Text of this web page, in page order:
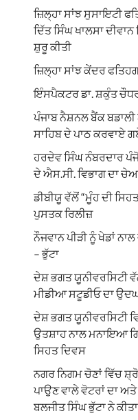
ਜ਼ਿਲ੍ਹਾ ਸਾਂਝ ਸੁਸਾਇਟੀ
ਦਿੱਤ ਸਿੰਘ ਖਾਲਸਾ
ਸ਼ੁਰੂ ਕੀਤੀ
ਜ਼ਿਲ੍ਹਾ ਸਾਂਝ ਕੇਂਦਰ
ਇੰਸਪੈਕਟਰ ਡਾ. ਸ਼ਕੁੰਤ
ਪੰਜਾਬ ਨੈਸ਼ਨਲ ਬੈਂਕ
ਸਾਹਿਬ ਦੇ ਪਾਠ ਕਰਵਾਏ
ਹਰਦੇਵ ਸਿੰਘ ਨੰਬਰਦਾਰ
ਦੇ ਐਸ.ਸੀ. ਵਿਭਾਗ ਦਾ
ਡੀਬੀਯੂ ਵੱਲੋਂ “ਮੂੰਹ ਦੀ
ਪੁਸਤਕ ਰਿਲੀਜ਼
ਨੌਜਵਾਨ ਪੀੜੀ ਨੂੰ ਖੇਡਾਂ
– ਭੁੱਟਾ
ਦੇਸ਼ ਭਗਤ ਯੂਨੀਵਰਸਿਟੀ
ਮੀਡੀਆ ਸਟੂਡੀਓ ਦਾ
ਦੇਸ਼ ਭਗਤ ਯੂਨੀਵਰਸਿਟੀ
ਉਤਸ਼ਾਹ ਨਾਲ ਮਨਾਇਆ
ਸਿਹਤ ਦਿਵਸ
ਨਗਰ ਨਿਗਮ ਚੋਣਾਂ ਵਿੱਚ
ਪਾਉਣ ਵਾਲੇ ਵੋਟਰਾਂ ਦਾ
ਬਲਜੀਤ ਸਿੰਘ ਭੁੱਟਾ ਨੇ